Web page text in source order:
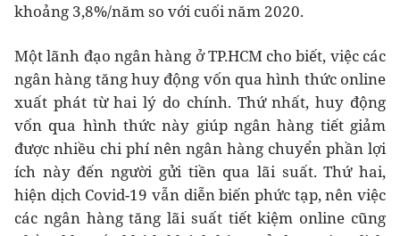
khoảng 3,8%/năm so với cuối năm 2020.
Một lãnh đạo ngân hàng ở TP.HCM cho biết, việc các
ngân hàng tăng huy động vốn qua hình thức online
xuất phát từ hai lý do chính. Thứ nhất, huy động
vốn qua hình thức này giúp ngân hàng tiết giảm
được nhiều chi phí nên ngân hàng chuyển phần lợi
ích này đến người gửi tiền qua lãi suất. Thứ hai,
hiện dịch Covid-19 vẫn diễn biến phức tạp, nên việc
các ngân hàng tăng lãi suất tiết kiệm online cũng